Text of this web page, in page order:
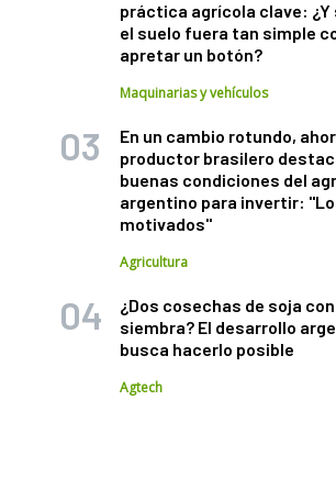
práctica agrícola clave: ¿Y
el suelo fuera tan simple
apretar un botón?
Maquinarias y vehículos
En un cambio rotundo,
productor brasilero
buenas condiciones del
argentino para invertir:
motivados"
Agricultura
¿Dos cosechas de soja
siembra? El desarrollo
busca hacerlo posible
Agtech